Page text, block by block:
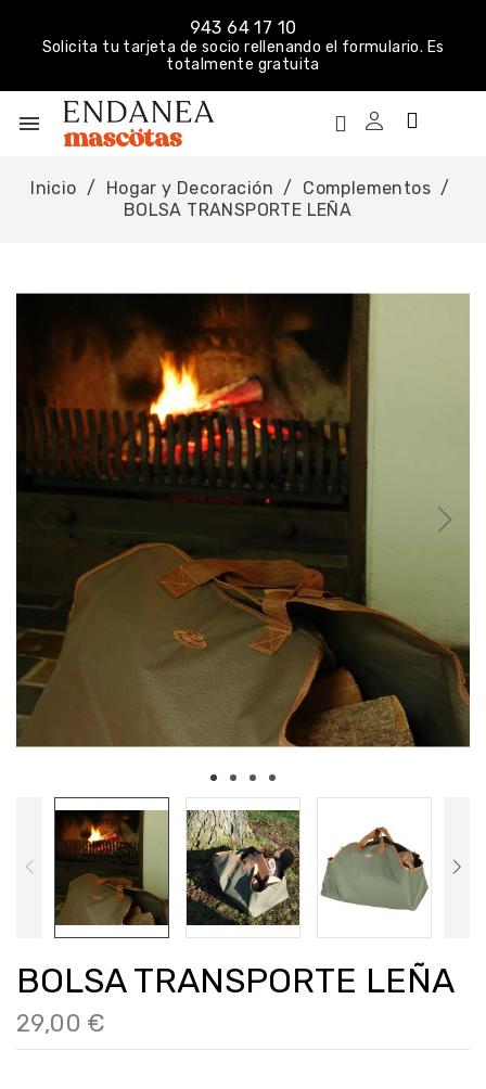
943 64 17 10
Solicita tu tarjeta de socio rellenando el formulario. Es
totalmente gratuita
menu
Inicio Hogar y Decoración
Complementos
BOLSA TRANSPORTE LEÑA
BOLSA TRANSPORTE LEÑA
29,00 €